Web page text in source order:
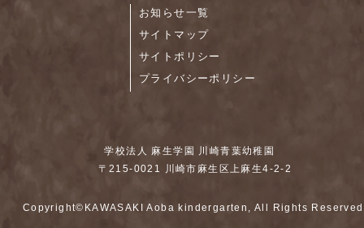
お知らせ一覧
サイトマップ
サイトポリシー
プライバシーポリシー
学校法人 麻生学園 川崎青葉幼稚園
〒215-0021 川崎市麻生区上麻生4-2-2
Copyright©KAWASAKI Aoba kindergarten, All Rights